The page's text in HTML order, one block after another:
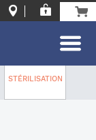
STÉRILISATION